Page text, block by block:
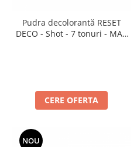
Pudra decolorantă RESET
DECO - Shot - 7 tonuri - MAR
CERE OFERTA
NOU